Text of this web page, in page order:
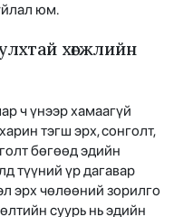
юм.
хөгжлийн
ч үнээр хамаагүй
тэгш эрх, сонголт,
бөгөөд эдийн
түүний үр дагавар
эрх чөлөөний зорилго
суурь нь эдийн